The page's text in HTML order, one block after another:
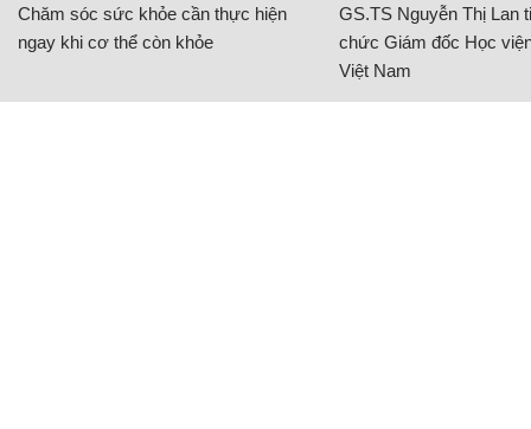
Chăm sóc sức khỏe cần thực hiện
ngay khi cơ thể còn khỏe
GS.TS Nguyễn Thị Lan
chức Giám đốc Học
Việt Nam